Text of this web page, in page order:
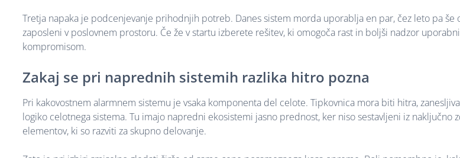
Tretja napaka je podcenjevanje prihodnjih potreb. Danes sistem morda uporablja en par, čez leto pa še
zaposleni v poslovnem prostoru. Če že v startu izberete rešitev, ki omogoča rast in boljši nadzor
kompromisom.
Zakaj se pri naprednih sistemih razlika hitro pozna
Pri kakovostnem alarmnem sistemu je vsaka komponenta del celote. Tipkovnica mora biti hitra,
logiko celotnega sistema. Tu imajo napredni ekosistemi jasno prednost, ker niso sestavljeni iz naključno
elementov, ki so razviti za skupno delovanje.